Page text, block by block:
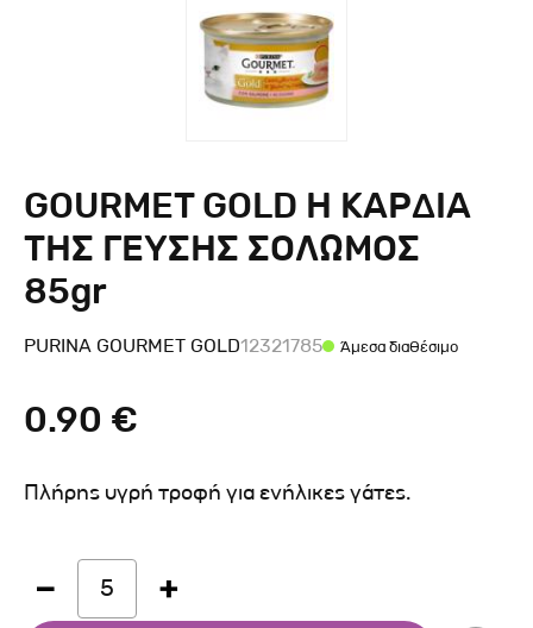
GOURMET GOLD Η ΚΑΡΔΙΑ
ΤΗΣ ΓΕΥΣΗΣ ΣΟΛΩΜΟΣ
85gr
PURINA GOURMET GOLD12321785 Άμεσα διαθέσιμο
0.90 €
Πλήρης υγρή τροφή για ενήλικες γάτες.
5